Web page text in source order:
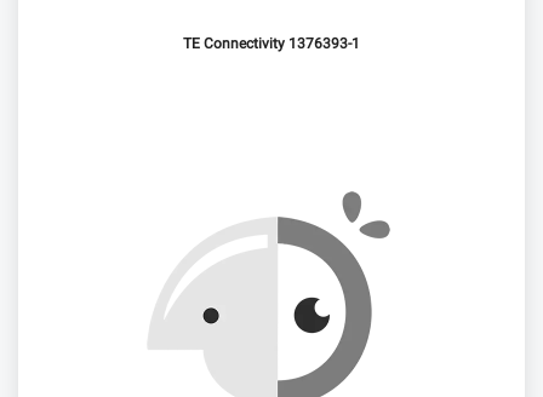
TE Connectivity 1376393-1